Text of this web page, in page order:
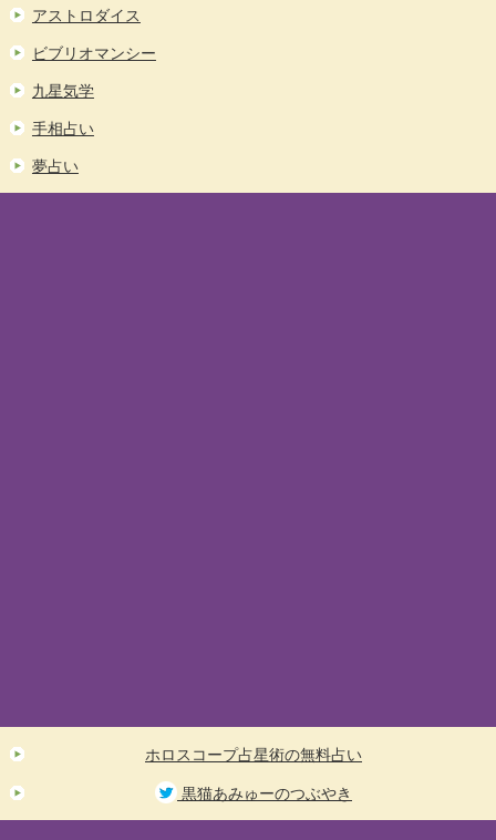
アストロダイス
ビブリオマンシー
九星気学
手相占い
夢占い
ホロスコープ占星術の無料占い
黒猫あみゅーのつぶやき